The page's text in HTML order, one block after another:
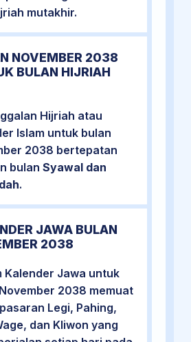
mutakhir.
NOVEMBER 2038
BULAN HIJRIAH
Hijriah atau
Islam untuk bulan
2038 bertepatan
bulan Syawal dan
.
JAWA BULAN
2038
Kalender Jawa untuk
2038 memuat
Legi, Pahing,
dan Kliwon yang